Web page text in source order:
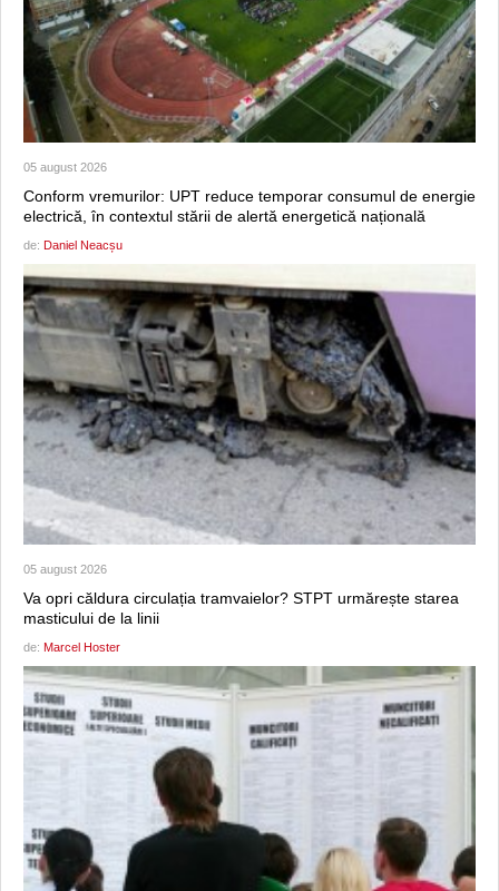
05 august 2026
Conform vremurilor: UPT reduce temporar consumul de energie
electrică, în contextul stării de alertă energetică națională
de: Daniel Neacșu
05 august 2026
Va opri căldura circulația tramvaielor? STPT urmărește starea
masticului de la linii
de: Marcel Hoster